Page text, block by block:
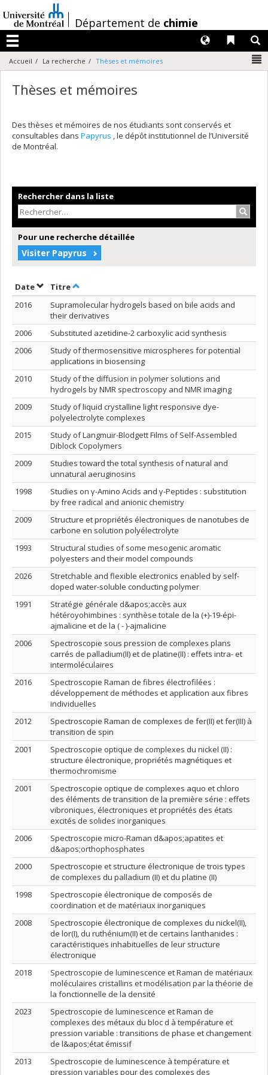
au
contenu
/Département de chimie
Menu
Liens
Langues
Accueil La recherche Thèses et mémoires
Thèses et mémoires
Des thèses et mémoires de nos étudiants sont conservés et
consultables dans Papyrus , le dépôt institutionnel de l’Université
de Montréal.
Rechercher dans la liste
Pour une recherche détaillée
Visiter Papyrus
DateTrier par date en ordre décroissant
TitreTrier par titre en ordre décroissant
2016
Supramolecular hydrogels based on bile acids and
their derivatives
2006
Substituted azetidine-2 carboxylic acid synthesis
2006
Study of thermosensitive microspheres for potential
applications in biosensing
2010
Study of the diffusion in polymer solutions and
hydrogels by NMR spectroscopy and NMR imaging
2009
Study of liquid crystalline light responsive dye-
polyelectrolyte complexes
2015
Study of Langmuir-Blodgett Films of Self-Assembled
Diblock Copolymers
2009
Studies toward the total synthesis of natural and
unnatural aeruginosins
1998
Studies on γ-Amino Acids and γ-Peptides : substitution
by free radical and anionic chemistry
2009
Structure et propriétés électroniques de nanotubes de
carbone en solution polyélectrolyte
1993
Structural studies of some mesogenic aromatic
polyesters and their model compounds
2026
Stretchable and flexible electronics enabled by self-
doped water-soluble conducting polymer
1991
Stratégie générale d&apos;accès aux
hétéroyohimbines : synthèse totale de la (+)-19-épi-
ajmalicine et de la ( - )-ajmalicine
2006
Spectroscopie sous pression de complexes plans
carrés de palladium(II) et de platine(II) : effets intra- et
intermoléculaires
2016
Spectroscopie Raman de fibres électrofilées :
développement de méthodes et application aux fibres
individuelles
2012
Spectroscopie Raman de complexes de fer(II) et fer(III) à
transition de spin
2001
Spectroscopie optique de complexes du nickel (II) :
structure électronique, propriétés magnétiques et
thermochromisme
2001
Spectroscopie optique de complexes aquo et chloro
des éléments de transition de la première série : effets
vibroniques, électroniques et propriétés des états
excités de solides inorganiques
2006
Spectroscopie micro-Raman d&apos;apatites et
d&apos;orthophosphates
2000
Spectroscopie et structure électronique de trois types
de complexes du palladium (II) et du platine (II)
1998
Spectroscopie électronique de composés de
coordination et de matériaux inorganiques
2008
Spectroscopie électronique de complexes du nickel(II),
de lor(I), du ruthénium(II) et de certains lanthanides :
caractéristiques inhabituelles de leur structure
électronique
2018
Spectroscopie de luminescence et Raman de matériaux
moléculaires cristallins et modélisation par la théorie de
la fonctionnelle de la densité
2023
Spectroscopie de luminescence et Raman de
complexes des métaux du bloc d à température et
pression variable : transitions de phase et changement
de l&apos;état émissif
2013
Spectroscopie de luminescence à température et
pression variables pour des complexes des